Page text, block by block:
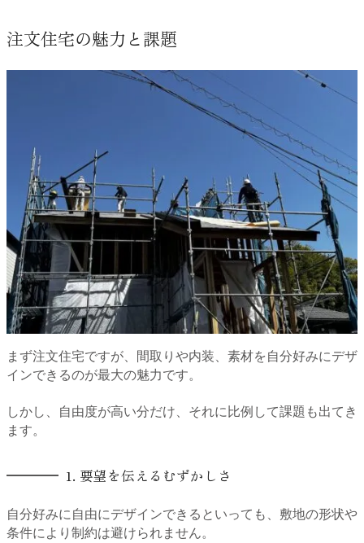
注文住宅の魅力と課題
まず注文住宅ですが、間取りや内装、素材を自分好みにデザ
インできるのが最大の魅力です。
しかし、自由度が高い分だけ、それに比例して課題も出てき
ます。
1. 要望を伝えるむずかしさ
自分好みに自由にデザインできるといっても、敷地の形状や
条件により制約は避けられません。